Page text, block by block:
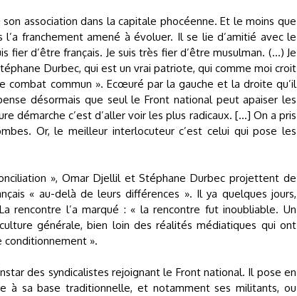
association dans la capitale phocéenne. Et le moins que
l’a franchement amené à évoluer. Il se lie d’amitié avec le
fier d’être français. Je suis très fier d’être musulman. (…) Je
Durbec, qui est un vrai patriote, qui comme moi croit
combat commun ». Ecœuré par la gauche et la droite qu’il
désormais que seul le Front national peut apaiser les
démarche c’est d’aller voir les plus radicaux. [...] On a pris
Or, le meilleur interlocuteur c’est celui qui pose les
», Omar Djellil et Stéphane Durbec projettent de
« au-delà de leurs différences ». Il ya quelques jours,
rencontre l’a marqué : « la rencontre fut inoubliable. Un
générale, bien loin des réalités médiatiques qui ont
conditionnement ».
des syndicalistes rejoignant le Front national. Il pose en
à sa base traditionnelle, et notamment ses militants, ou